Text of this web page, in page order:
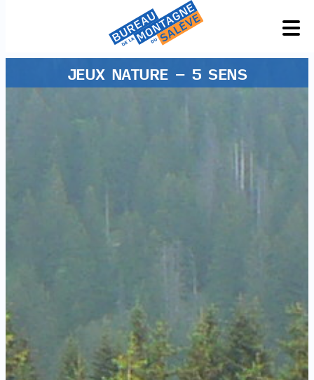
JEUX NATURE - 5 SENS